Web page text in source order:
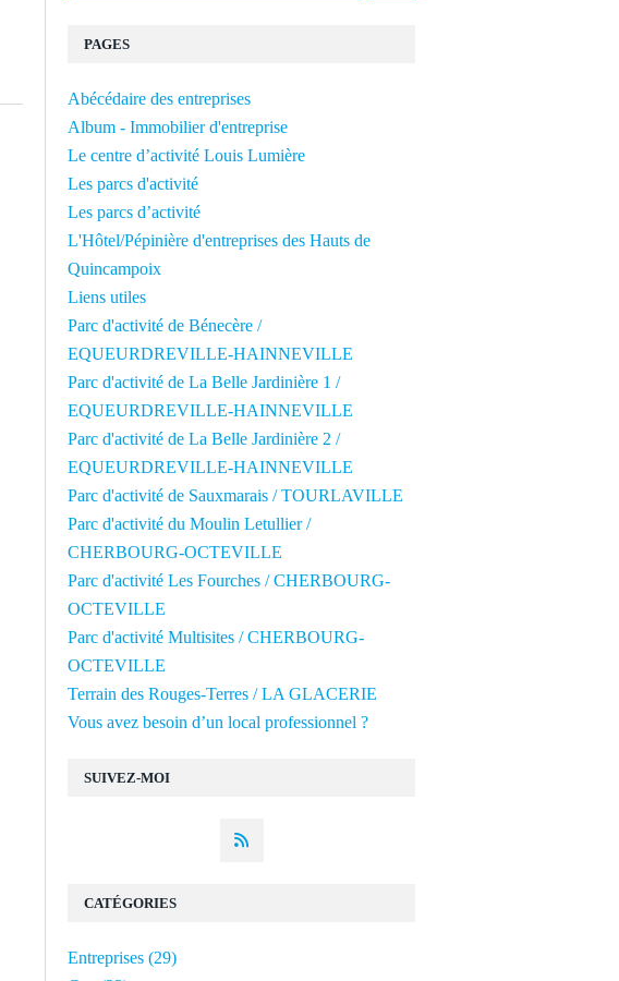
SUIVEZ-MOI
PAGES
Abécédaire des entreprises
Album - Immobilier d'entreprise
Le centre d’activité Louis Lumière
Les parcs d'activité
Les parcs d’activité
L'Hôtel/Pépinière d'entreprises des Hauts de
Quincampoix
Liens utiles
Parc d'activité de Bénecère /
EQUEURDREVILLE-HAINNEVILLE
Parc d'activité de La Belle Jardinière 1 /
EQUEURDREVILLE-HAINNEVILLE
Parc d'activité de La Belle Jardinière 2 /
EQUEURDREVILLE-HAINNEVILLE
Parc d'activité de Sauxmarais / TOURLAVILLE
Parc d'activité du Moulin Letullier /
CHERBOURG-OCTEVILLE
Parc d'activité Les Fourches / CHERBOURG-
OCTEVILLE
Parc d'activité Multisites / CHERBOURG-
OCTEVILLE
Terrain des Rouges-Terres / LA GLACERIE
Vous avez besoin d’un local professionnel ?
CATÉGORIES
Entreprises (29)